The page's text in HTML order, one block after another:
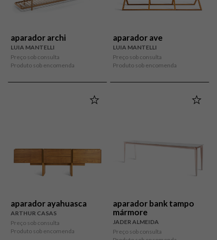
aparador archi
LUIA MANTELLI
Preço sob consulta
Produto sob encomenda
aparador ave
LUIA MANTELLI
Preço sob consulta
Produto sob encomenda
aparador ayahuasca
ARTHUR CASAS
Preço sob consulta
Produto sob encomenda
aparador bank tampo
mármore
JADER ALMEIDA
Preço sob consulta